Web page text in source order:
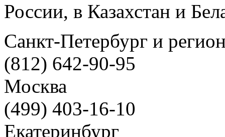
России, в Казахстан и
Санкт-Петербург и
(812) 642-90-95
Москва
(499) 403-16-10
Екатеринбург